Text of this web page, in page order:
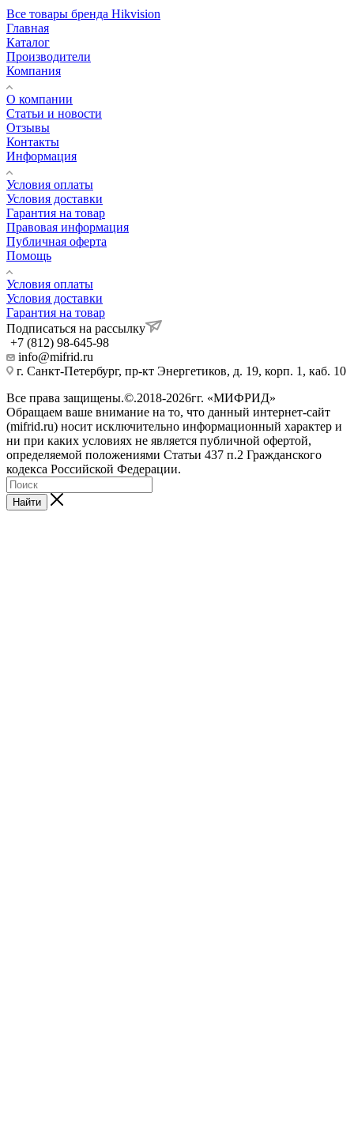
Все товары бренда Hikvision
Главная
Каталог
Производители
Компания
О компании
Статьи и новости
Отзывы
Контакты
Информация
Условия оплаты
Условия доставки
Гарантия на товар
Правовая информация
Публичная оферта
Помощь
Условия оплаты
Условия доставки
Гарантия на товар
Подписаться на рассылку
+7 (812) 98-645-98
info@mifrid.ru
г. Санкт-Петербург, пр-кт Энергетиков, д. 19, корп. 1, каб. 10
Все права защищены.©.2018-2026гг. «МИФРИД»
Обращаем ваше внимание на то, что данный интернет-сайт
(mifrid.ru) носит исключительно информационный характер и
ни при каких условиях не является публичной офертой,
определяемой положениями Статьи 437 п.2 Гражданского
кодекса Российской Федерации.
Найти